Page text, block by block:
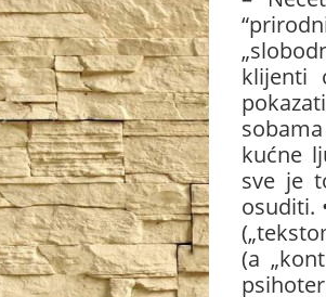
klijenti
kućne
sve je
osuditi.
(a